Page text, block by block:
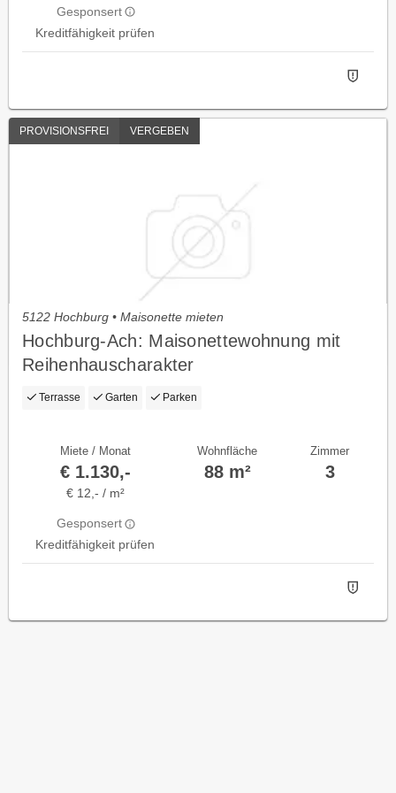
Gesponsert
Kreditfähigkeit prüfen
PROVISIONSFREI VERGEBEN
5122 Hochburg • Maisonette mieten
Hochburg-Ach: Maisonettewohnung mit
Reihenhauscharakter
Terrasse Garten Parken
Miete / Monat
€ 1.130,-
€ 12,- / m²
Gesponsert
Kreditfähigkeit prüfen
Wohnfläche
88 m²
Zimmer
3